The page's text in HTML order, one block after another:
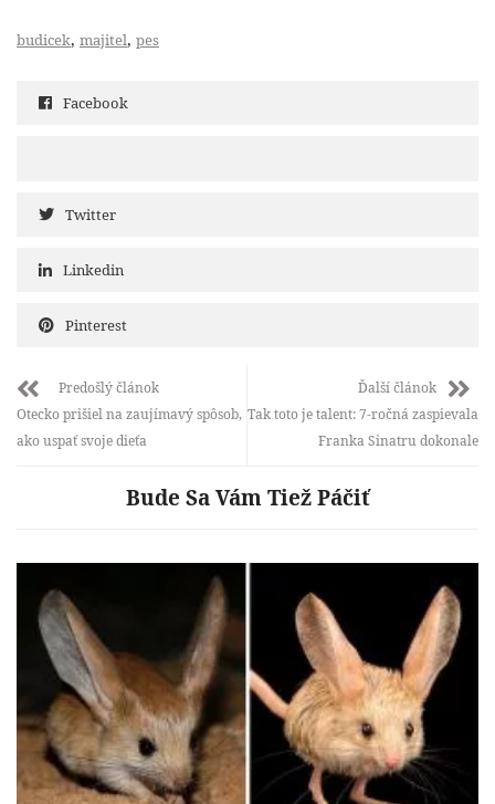
budicek, majitel, pes
Facebook
Twitter
Linkedin
Pinterest
Predošlý článok
Otecko prišiel na zaujímavý spôsob,
ako uspať svoje dieťa
Ďalší článok
Tak toto je talent: 7-ročná zaspievala
Franka Sinatru dokonale
Bude Sa Vám Tiež Páčiť